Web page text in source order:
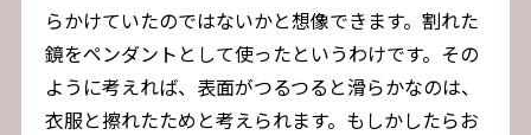
らかけていたのではないかと想像できます。割れた
鏡をペンダントとして使ったというわけです。その
ように考えれば、表面がつるつると滑らかなのは、
衣服と擦れたためと考えられます。もしかしたらお